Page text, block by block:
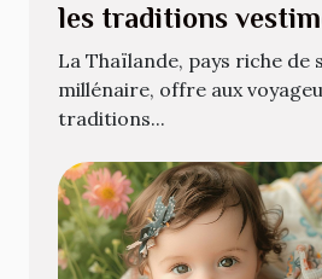
les traditions
Thaïlande
La Thaïlande, pays riche de
millénaire, offre aux
traditions...